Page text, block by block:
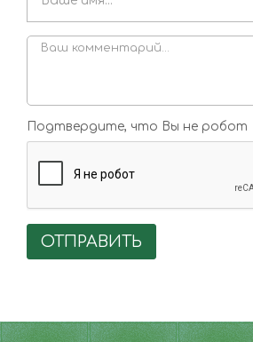
Подтвердите, что Вы не робот
ОТПРАВИТЬ